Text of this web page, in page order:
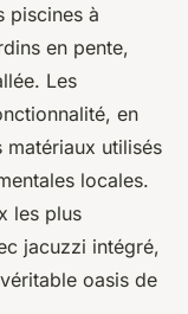
piscines à
en pente,
Les
en
matériaux utilisés
locales.
les plus
jacuzzi intégré,
oasis de